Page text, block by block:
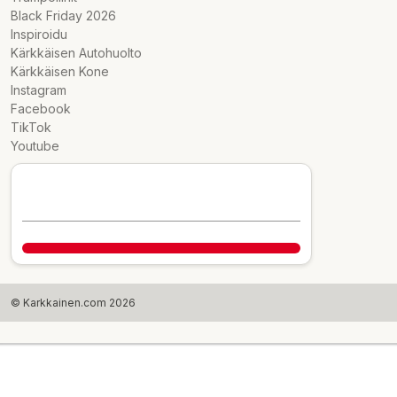
Black Friday 2026
Inspiroidu
Kärkkäisen Autohuolto
Kärkkäisen Kone
Instagram
Facebook
TikTok
Youtube
© Karkkainen.com 2026